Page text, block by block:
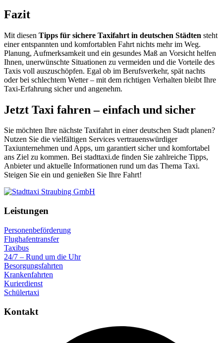
Fazit
Mit diesen Tipps für sichere Taxifahrt in deutschen Städten steht
einer entspannten und komfortablen Fahrt nichts mehr im Weg.
Planung, Aufmerksamkeit und ein gesundes Maß an Vorsicht helfen
Ihnen, unerwünschte Situationen zu vermeiden und die Vorteile des
Taxis voll auszuschöpfen. Egal ob im Berufsverkehr, spät nachts
oder bei schlechtem Wetter – mit dem richtigen Verhalten bleibt Ihre
Taxi-Erfahrung sicher und angenehm.
Jetzt Taxi fahren – einfach und sicher
Sie möchten Ihre nächste Taxifahrt in einer deutschen Stadt planen?
Nutzen Sie die vielfältigen Services vertrauenswürdiger
Taxiunternehmen und Apps, um garantiert sicher und komfortabel
ans Ziel zu kommen. Bei stadttaxi.de finden Sie zahlreiche Tipps,
Anbieter und aktuelle Informationen rund um das Thema Taxi.
Steigen Sie ein und genießen Sie Ihre Fahrt!
Leistungen
Personenbeförderung
Flughafentransfer
Taxibus
24/7 – Rund um die Uhr
Besorgungsfahrten
Krankenfahrten
Kurierdienst
Schülertaxi
Kontakt